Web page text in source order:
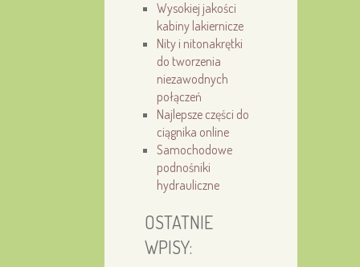
Wysokiej jakości
kabiny lakiernicze
Nity i nitonakrętki
do tworzenia
niezawodnych
połączeń
Najlepsze części do
ciągnika online
Samochodowe
podnośniki
hydrauliczne
OSTATNIE
WPISY: